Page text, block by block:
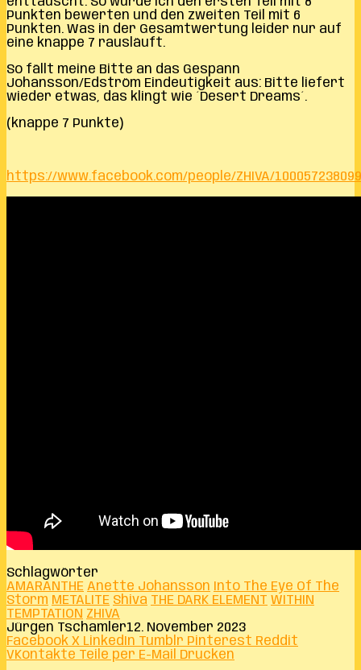
Punkten bewerten und den zweiten Teil mit 6
Punkten. Was in der Gesamtwertung leider nur auf
eine knappe 7 rausläuft.
So fällt meine Bitte an das Gespann
Johansson/Edström Eindeutigkeit aus: Bitte liefert
wieder etwas, das klingt wie ´Desert Dreams´.
(knappe 7 Punkte)
https://www.facebook.com/people/ZHIVA/
Schlagwörter
AMARANTHE Anette Johansson Into The Eye Of The
Storm METALITE Shiva THE DARK ELEMENT WITHIN
TEMPTATION ZHIVA
Jürgen Tschamler12. November 2023
Facebook X LinkedIn Tumblr Pinterest Reddit
VKontakte Teile per E-Mail Drucken